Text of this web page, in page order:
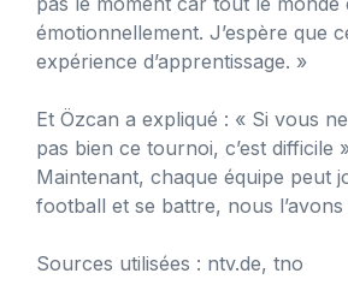
émotionnellement. J’espère que
expérience d’apprentissage. »
Et Özcan a expliqué : « Si vous
pas bien ce tournoi, c’est difficile
Maintenant, chaque équipe peut
football et se battre, nous
Sources utilisées : ntv.de, tno